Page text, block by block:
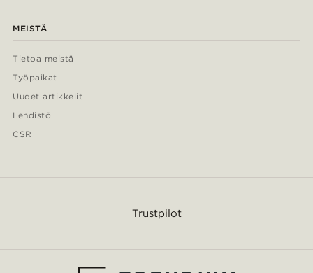
MEISTÄ
Tietoa meistä
Työpaikat
Uudet artikkelit
Lehdistö
CSR
Trustpilot